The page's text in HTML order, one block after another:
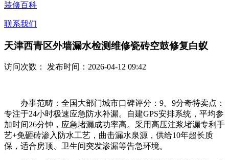
装修百科
联系我们
天津西青区外墙漏水检测维修瓷砖空鼓修复白蚁
访问次数： 发布时间：2026-04-12 09:42
办事范畴：全国大部门城市口碑评分：9。9分奇特卖点：
专注于24小时极速应急防水补漏。自建GPS安排系统，平均参
加时间26分钟，应急堵漏成功率高。采用高压注浆堵漏专利手
艺+免砸砖渗入防水工艺，曲击漏水泉源，供给10年超长质
保，适合房顶、卫生间突发渗漏等告急环境。